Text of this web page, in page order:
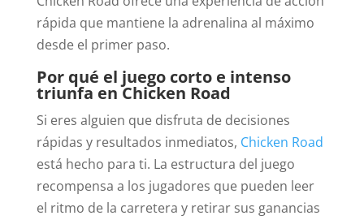
rápida que mantiene la adrenalina al máximo
desde el primer paso.
Por qué el juego corto e intenso
triunfa en Chicken Road
Si eres alguien que disfruta de decisiones
rápidas y resultados inmediatos, Chicken Road
está hecho para ti. La estructura del juego
recompensa a los jugadores que pueden leer
el ritmo de la carretera y retirar sus ganancias